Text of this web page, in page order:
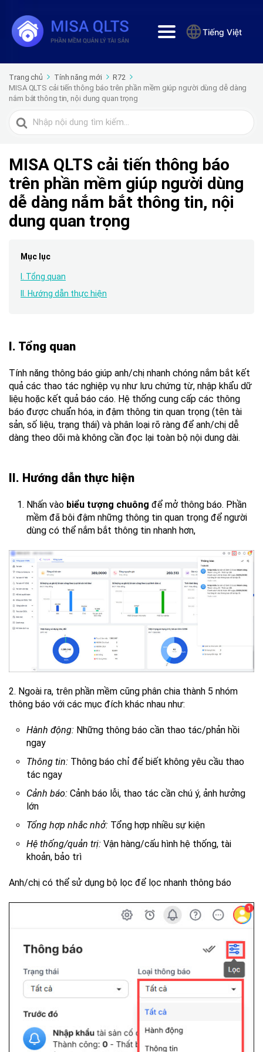
Tiếng Việt
Trang chủ Tính năng mới
R72
MISA QLTS cải tiến thông báo trên phần mềm giúp người dùng dễ dàng
nắm bắt thông tin, nội dung quan trọng
Tìm
kiếm
MISA QLTS cải tiến thông báo
trên phần mềm giúp người dùng
dễ dàng nắm bắt thông tin, nội
dung quan trọng
Mục lục
I. Tổng quan
II. Hướng dẫn thực hiện
I. Tổng quan
Tính năng thông báo giúp anh/chị nhanh chóng nắm bắt kết
quả các thao tác nghiệp vụ như lưu chứng từ, nhập khẩu dữ
liệu hoặc kết quả báo cáo. Hệ thống cung cấp các thông
báo được chuẩn hóa, in đậm thông tin quan trọng (tên tài
sản, số liệu, trạng thái) và phân loại rõ ràng để anh/chị dễ
dàng theo dõi mà không cần đọc lại toàn bộ nội dung dài.
II. Hướng dẫn thực hiện
Nhấn vào biểu tượng chuông để mở thông báo. Phần
mềm đã bôi đậm những thông tin quan trọng để người
dùng có thể nắm bắt thông tin nhanh hơn,
2. Ngoài ra, trên phần mềm cũng phân chia thành 5 nhóm
thông báo với các mục đích khác nhau như:
Hành động: Những thông báo cần thao tác/phản hồi
ngay
Thông tin: Thông báo chỉ để biết không yêu cầu thao
tác ngay
Cảnh báo: Cảnh báo lỗi, thao tác cần chú ý, ảnh hưởng
lớn
Tổng hợp nhắc nhở: Tổng hợp nhiều sự kiện
Hệ thống/quản trị: Vận hàng/cấu hình hệ thống, tài
khoản, bảo trì
Anh/chị có thể sử dụng bộ lọc để lọc nhanh thông báo